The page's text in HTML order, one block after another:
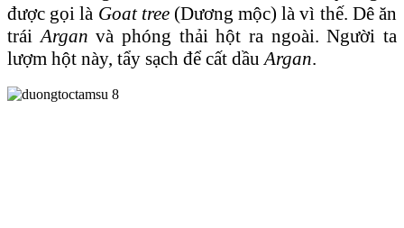
được gọi là Goat tree(Dương mộc) là vì thế. Dê ăn
tráiArgan và phóng thải hột ra ngoài. Người ta
lượm hột này, tẩy sạch để cất dầuArgan.